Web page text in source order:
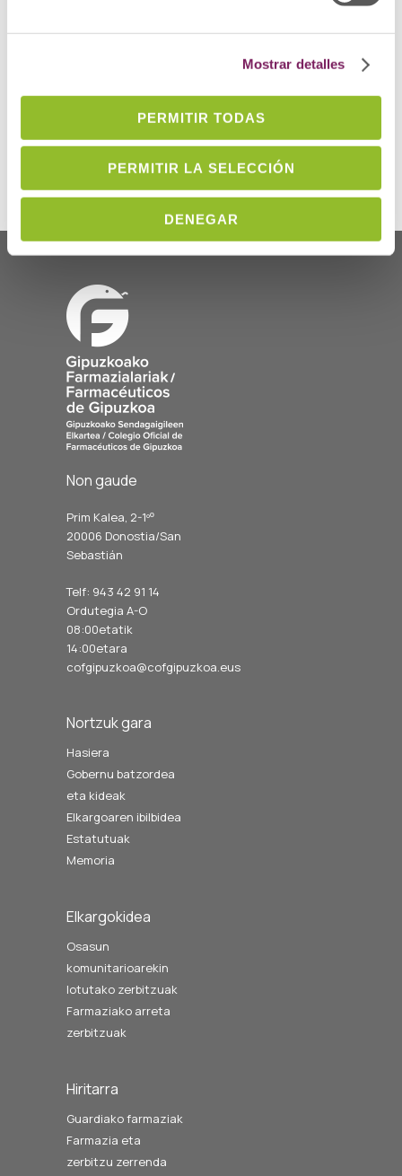
Mostrar detalles
PERMITIR TODAS
PERMITIR LA SELECCIÓN
DENEGAR
comunitaria en España – Servicio de
nuevo titulo
Non gaude
Prim Kalea, 2-1ºº
20006 Donostia/San
Sebastián
Telf: 943 42 91 14
Ordutegia A-O
08:00etatik
14:00etara
cofgipuzkoa@cofgipuzkoa.eus
Nortzuk gara
Hasiera
Gobernu batzordea
eta kideak
Elkargoaren ibilbidea
Estatutuak
Memoria
Elkargokidea
Osasun
komunitarioarekin
lotutako zerbitzuak
Farmaziako arreta
zerbitzuak
Hiritarra
Guardiako farmaziak
Farmazia eta
zerbitzu zerrenda